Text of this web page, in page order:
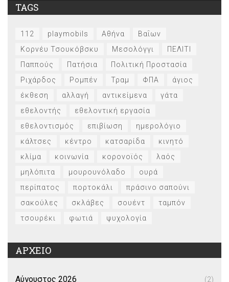
TAGS
112 playmobils Αθήνα
Βαΐων
Κορνέυ Τσουκόβσκυ
Μεσολόγγι
ΠΕΛΙΤΙ
Παππούς
Πατήσια
Πολιτική Προστασία
Ριχάρδος
Ρομπέν Τραμ ΦΠΑ
άγιος
έκθεση
αλλαγή αντικείμενα
γάτα
εθελοντής
εθελοντική εργασία
εθελοντισμός
επιβίωση
ημερολόγιο
κάλτσες
κέντρο κατσαρίδα
κινητό
κλίμα
κοινωνία κορονοϊός
λαός
μηλόπιτα
μουρουνόλαδο
ουρά
περίπατος
πορτοκάλι
πράσινο σαπούνι
σακούλες
σκλάβες σουέντ
ταμπόν
τσουρέκι
φωτιά ψυχολογία
ΑΡΧΕΙΟ
Αύγουστος 2026 (2)